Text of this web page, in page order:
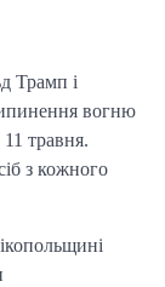
Трамп і
вогню
травня.
з кожного